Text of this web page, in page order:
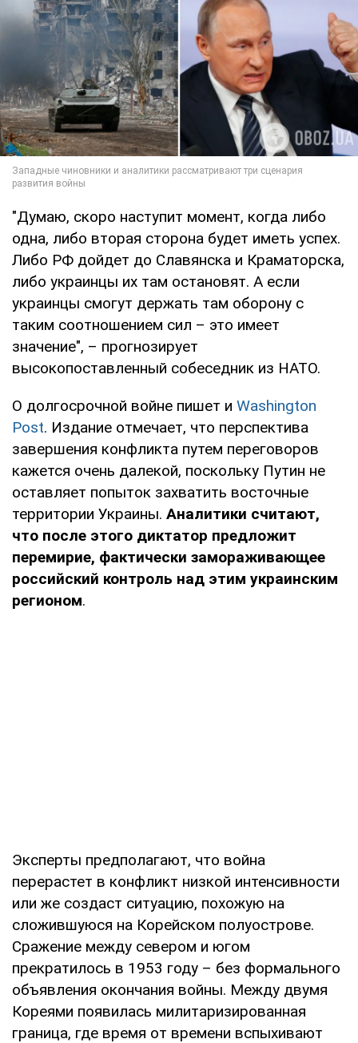
"Думаю, скоро наступит момент, когда либо
одна, либо вторая сторона будет иметь успех.
Либо РФ дойдет до Славянска и Краматорска,
либо украинцы их там остановят. А если
украинцы смогут держать там оборону с
таким соотношением сил – это имеет
значение", – прогнозирует
высокопоставленный собеседник из НАТО.
О долгосрочной войне пишет и Washington
Post. Издание отмечает, что перспектива
завершения конфликта путем переговоров
кажется очень далекой, поскольку Путин не
оставляет попыток захватить восточные
территории Украины. Аналитики считают,
что после этого диктатор предложит
перемирие, фактически замораживающее
российский контроль над этим украинским
регионом.
Эксперты предполагают, что война
перерастет в конфликт низкой интенсивности
или же создаст ситуацию, похожую на
сложившуюся на Корейском полуострове.
Сражение между севером и югом
прекратилось в 1953 году – без формального
объявления окончания войны. Между двумя
Кореями появилась милитаризированная
граница, где время от времени вспыхивают